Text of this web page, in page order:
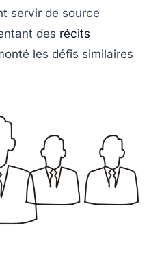
servir de source
des récits
les défis similaires